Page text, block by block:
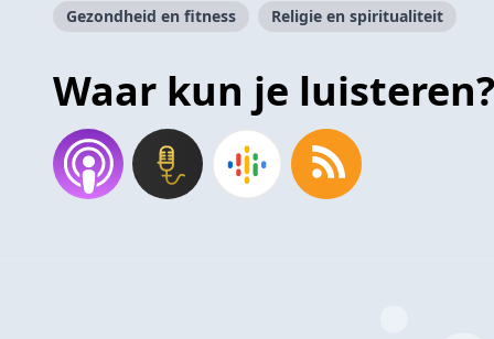
Gezondheid en fitness Religie en spiritualiteit
Waar kun je luisteren?